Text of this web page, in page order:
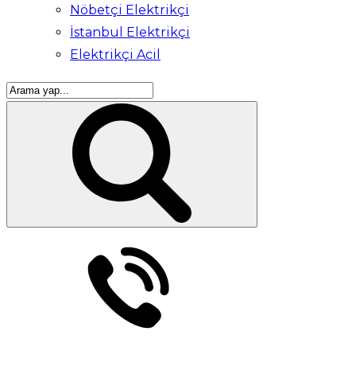
Nöbetçi Elektrikçi
İstanbul Elektrikçi
Elektrikçi Acil